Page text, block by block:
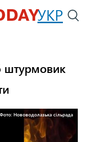
УКР
штурмовик
Фото: Нововодолазька сільрада